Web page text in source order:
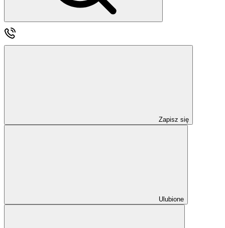
Zapisz się
Ulubione